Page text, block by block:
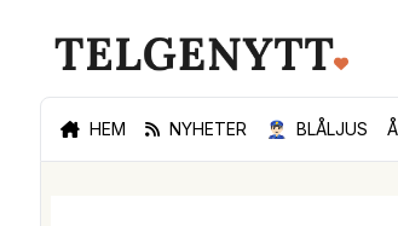
HEM NYHETER 👮🏻‍♂️ BLÅLJUS